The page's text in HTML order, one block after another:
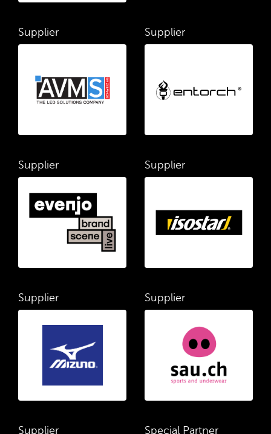
Supplier Supplier
Supplier Supplier
Supplier Supplier
Supplier Special Partner